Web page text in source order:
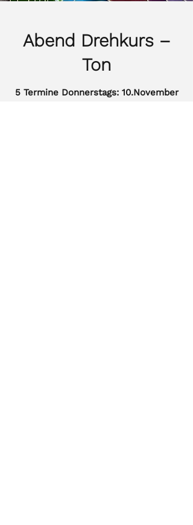
Abend Drehkurs –
Ton
5 Termine Donnerstags: 10.November